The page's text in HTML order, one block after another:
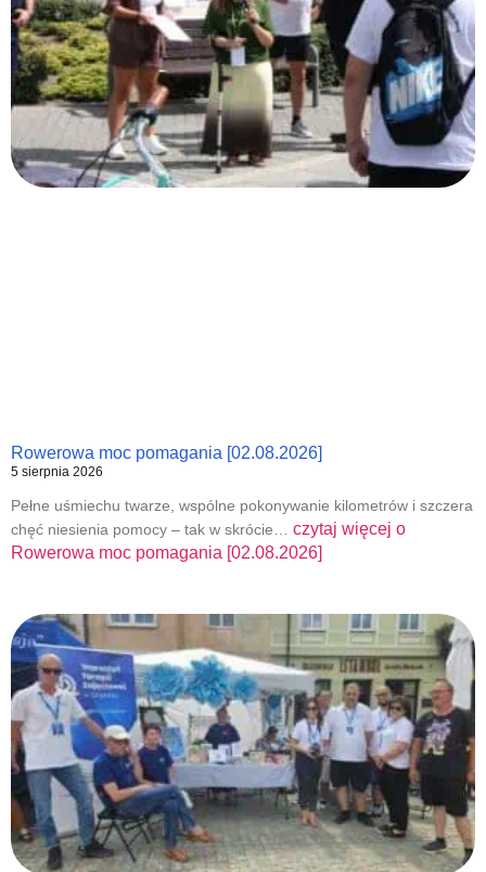
Rowerowa moc pomagania [02.08.2026]
5 sierpnia 2026
Pełne uśmiechu twarze, wspólne pokonywanie kilometrów i szczera
chęć niesienia pomocy – tak w skrócie… czytaj więcej o
Rowerowa moc pomagania [02.08.2026]